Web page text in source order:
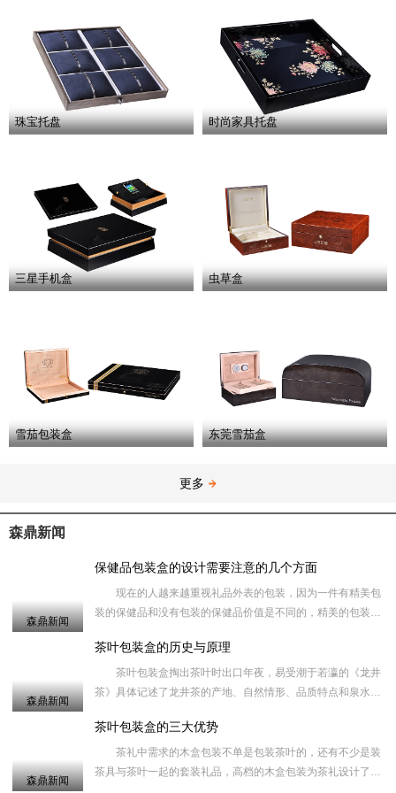
珠宝托盘 时尚家具托盘
三星手机盒 虫草盒
雪茄包装盒 东莞雪茄盒
更多
森鼎新闻
森鼎新闻
保健品包装盒的设计需要注意的几个方面
现在的人越来越重视礼品外表的包装，因为一件有精美包
装的保健品和没有包装的保健品价值是不同的，精美的包装盒
面子，收的人
森鼎新闻
茶叶包装盒的历史与原理
茶叶包装盒掏出茶叶时出口年夜，易受潮于若瀛的《龙井
茶》具体记述了龙井茶的产地、自然情形、品质特点和泉水，
叶的量不易节
森鼎新闻
茶叶包装盒的三大优势
茶礼中需求的木盒包装不单是包装茶叶的，还有不少是装
茶具与茶叶一起的套装礼品，高档的木盒包装为茶礼设计了一